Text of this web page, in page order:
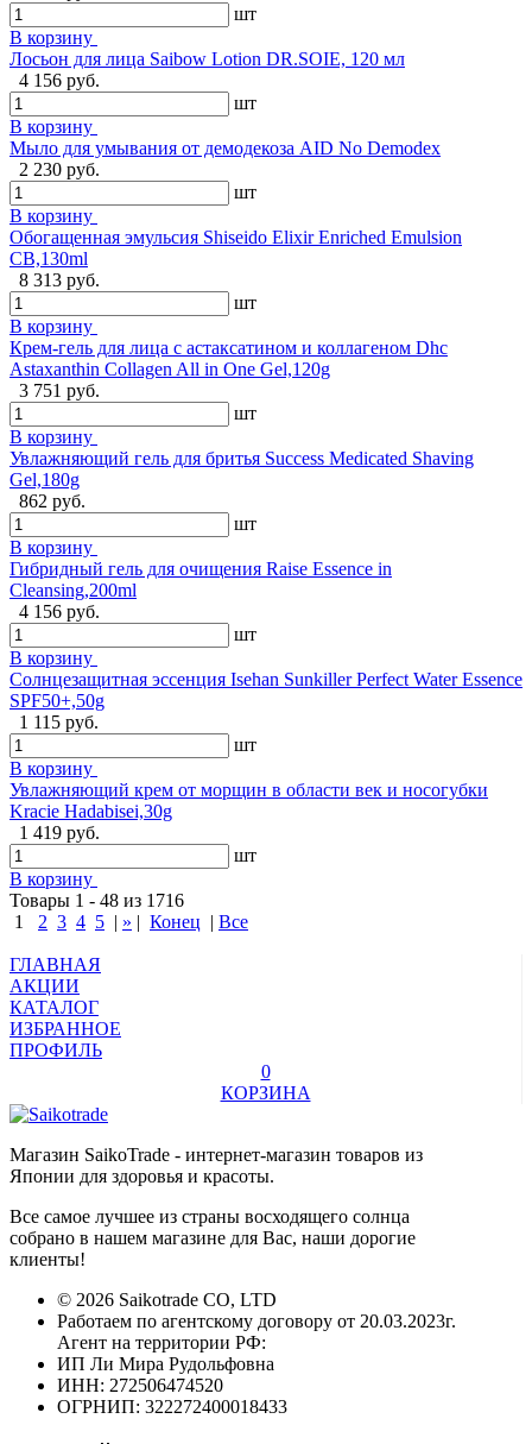
шт
В корзину
Лосьон для лица Saibow Lotion DR.SOIE, 120 мл
4 156 руб.
шт
В корзину
Мыло для умывания от демодекоза AID No Demodex
2 230 руб.
шт
В корзину
Обогащенная эмульсия Shiseido Elixir Enriched Emulsion
CB,130ml
8 313 руб.
шт
В корзину
Крем-гель для лица с астаксатином и коллагеном Dhc
Astaxanthin Collagen All in One Gel,120g
3 751 руб.
шт
В корзину
Увлажняющий гель для бритья Success Medicated Shaving
Gel,180g
862 руб.
шт
В корзину
Гибридный гель для очищения Raise Essence in
Cleansing,200ml
4 156 руб.
шт
В корзину
Солнцезащитная эссенция Isehan Sunkiller Perfect Water Essence
SPF50+,50g
1 115 руб.
шт
В корзину
Увлажняющий крем от морщин в области век и носогубки
Kracie Hadabisei,30g
1 419 руб.
шт
В корзину
Товары 1 - 48 из 1716
1
2 3 4 5 | » | Конец | Все
ГЛАВНАЯ
АКЦИИ
КАТАЛОГ
ИЗБРАННОЕ
ПРОФИЛЬ
0
КОРЗИНА
Магазин SaikoTrade - интернет-магазин товаров из
Японии для здоровья и красоты.
Все самое лучшее из страны восходящего солнца
собрано в нашем магазине для Вас, наши дорогие
клиенты!
© 2026 Saikotrade CO, LTD
Работаем по агентскому договору от 20.03.2023г.
Агент на территории РФ:
ИП Ли Мира Рудольфовна
ИНН: 272506474520
ОГРНИП: 322272400018433